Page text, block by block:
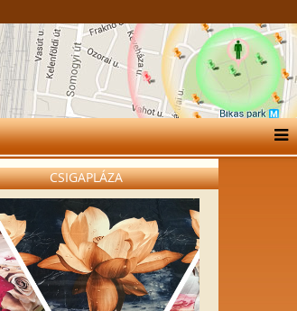
CSIGAPLÁZA
Sherpa takarók